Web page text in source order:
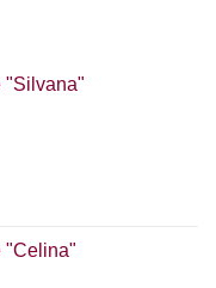
"Silvana"
"Celina"